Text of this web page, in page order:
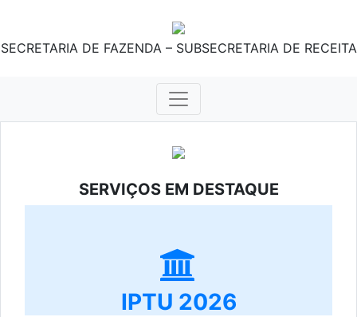
SECRETARIA DE FAZENDA – SUBSECRETARIA DE RECEITA
SERVIÇOS EM DESTAQUE
IPTU 2026